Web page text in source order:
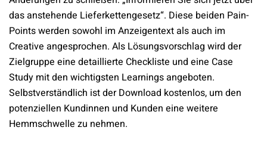
das anstehende Lieferkettengesetz“. Diese beiden Pain-
Points werden sowohl im Anzeigentext als auch im
Creative angesprochen. Als Lösungsvorschlag wird der
Zielgruppe eine detaillierte Checkliste und eine Case
Study mit den wichtigsten Learnings angeboten.
Selbstverständlich ist der Download kostenlos, um den
potenziellen Kundinnen und Kunden eine weitere
Hemmschwelle zu nehmen.